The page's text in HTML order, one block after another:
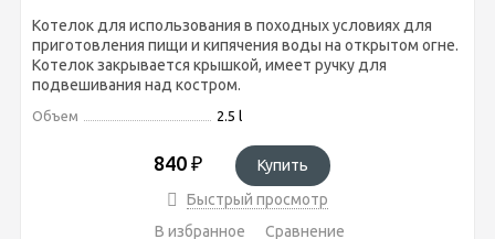
Котелок для использования в походных условиях для
приготовления пищи и кипячения воды на открытом огне.
Котелок закрывается крышкой, имеет ручку для
подвешивания над костром.
Объем 2.5 l
840 ₽
Купить
Быстрый просмотр
В избранное
Сравнение